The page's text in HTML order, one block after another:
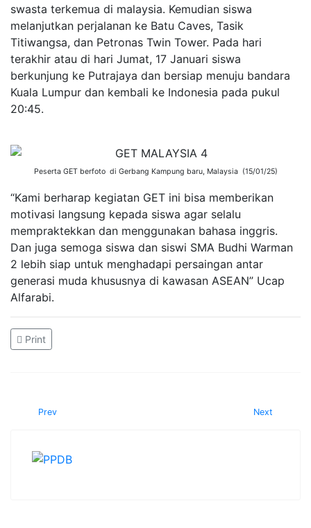
swasta terkemua di malaysia. Kemudian siswa
melanjutkan perjalanan ke Batu Caves, Tasik
Titiwangsa, dan Petronas Twin Tower. Pada hari
terakhir atau di hari Jumat, 17 Januari siswa
berkunjung ke Putrajaya dan bersiap menuju bandara
Kuala Lumpur dan kembali ke Indonesia pada pukul
20:45.
Peserta GET berfoto di Gerbang Kampung baru, Malaysia (15/01/25)
“Kami berharap kegiatan GET ini bisa memberikan
motivasi langsung kepada siswa agar selalu
mempraktekkan dan menggunakan bahasa inggris.
Dan juga semoga siswa dan siswi SMA Budhi Warman
2 lebih siap untuk menghadapi persaingan antar
generasi muda khususnya di kawasan ASEAN” Ucap
Alfarabi.
Print
Prev Next